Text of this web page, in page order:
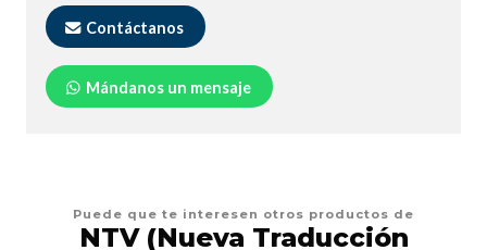
Contáctanos
Mándanos un mensaje
Puede que te interesen otros productos de
NTV (Nueva Traducción